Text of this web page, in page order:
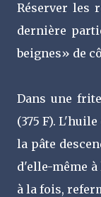
Réserver les
dernière
beignes» de
Dans une
(375 F).
la pâte
d'elle-même
à la fois,